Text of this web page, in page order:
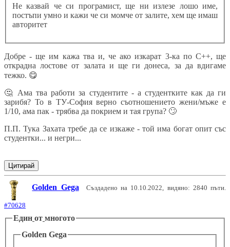
Не казвай че си програмист, ще ни излезе лошо име,
постъпи умно и кажи че си момче от залите, хем ще имаш
авторитет
Добре - ще им кажа тва и, че ако изкарат 3-ка по C++, ще
открадна лостове от залата и ще ги донеса, за да вдигаме
тежко. 😋
🤔
Ама тва работи за студентите - а студентките как да ги
зарибя? То в ТУ-София верно съотношението жени/мъже е
1/10, ама пак - трябва да покрием и тая група? 🙄
П.П. Тука Захата требе да се изкаже - той има богат опит със
студентки... и негри...
Цитирай
Golden Gega Създадено на 10.10.2022, видяно: 2840 пъти.
#70628
Един от многото
Golden Gega